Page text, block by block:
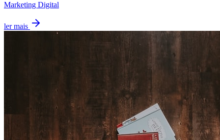
Marketing Digital
ler mais